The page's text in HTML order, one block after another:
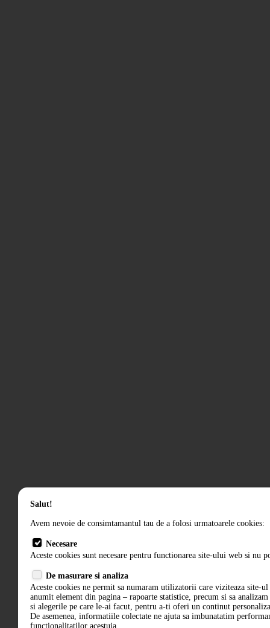
Salut!
Avem nevoie de consimtamantul tau de a folosi urmatoarele cookies:
Necesare
Aceste cookies sunt necesare pentru functionarea site-ului web si nu
De masurare si analiza
Aceste cookies ne permit sa numaram utilizatorii care viziteaza site-ul
anumit element din pagina – rapoarte statistice, precum si sa
si alegerile pe care le-ai facut, pentru a-ti oferi un continut
De asemenea, informatiile colectate ne ajuta sa imbunatatim
functionalitatilor acestuia.